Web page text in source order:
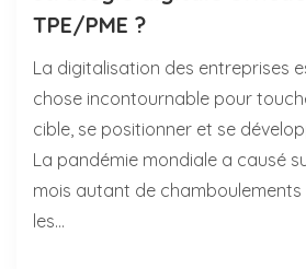
TPE/PME ?
La digitalisation des entreprises
chose incontournable pour
cible, se positionner et se
La pandémie mondiale a causé
mois autant de chamboulements
les…